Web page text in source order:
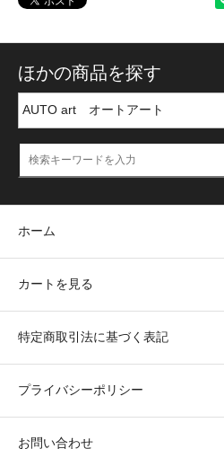
ほかの商品を探す
ホーム
カートを見る
特定商取引法に基づく表記
プライバシーポリシー
お問い合わせ